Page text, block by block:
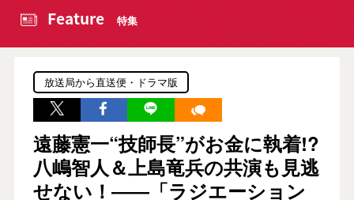
Feature 特集
放送局から直送便・ドラマ版
遠藤憲一“技師長”がお金に執着!?
八嶋智人＆上島竜兵の共演も見逃
せない！――「ラジエーション